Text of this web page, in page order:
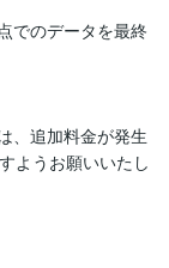
でのデータを最終
、追加料金が発生
ようお願いいたし